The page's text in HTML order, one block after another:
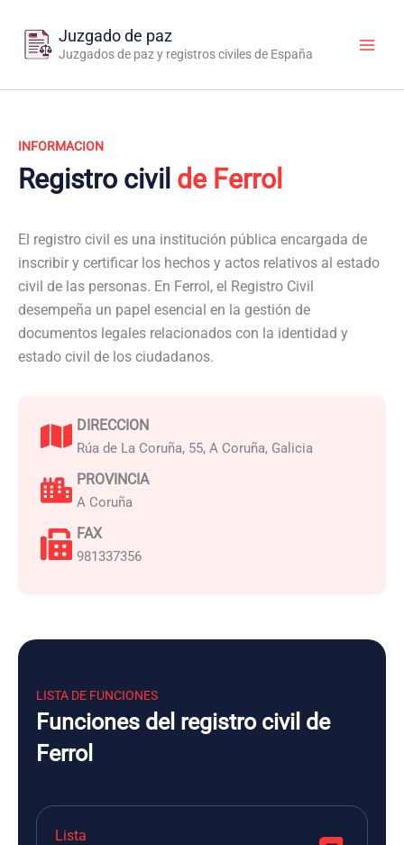
contenido
Juzgado de paz
Juzgados de paz y registros civiles de España
INFORMACION
Registro civil de Ferrol
El registro civil es una institución pública encargada de
inscribir y certificar los hechos y actos relativos al estado
civil de las personas. En Ferrol, el Registro Civil
desempeña un papel esencial en la gestión de
documentos legales relacionados con la identidad y
estado civil de los ciudadanos.
DIRECCION
Rúa de La Coruña, 55, A Coruña, Galicia
PROVINCIA
A Coruña
FAX
981337356
LISTA DE FUNCIONES
Funciones del registro civil de
Ferrol
Lista